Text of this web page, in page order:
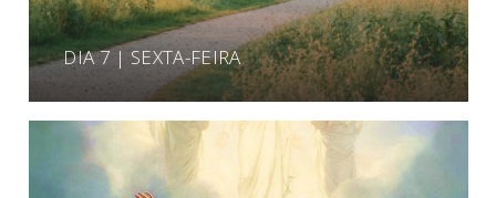
DIA 7 | SEXTA-FEIRA